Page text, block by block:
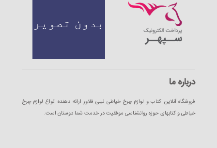
درباره ما
فروشگاه آنلاین کتاب و لوازم چرخ خیاطی نیلی فلاور ارائه دهنده انواع لوازم چرخ
خیاطی و کتابهای حوزه روانشناسی موفقیت در خدمت شما دوستان است.